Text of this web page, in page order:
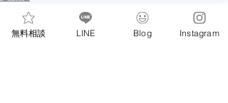
無料相談 LINE Blog Instagram